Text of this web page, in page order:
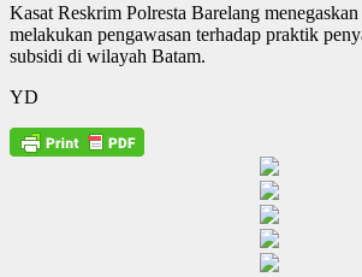
Kasat Reskrim Polresta Barelang
melakukan pengawasan terhadap praktik
subsidi di wilayah Batam.
YD